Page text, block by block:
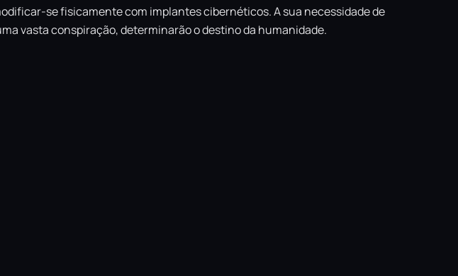
se fisicamente com implantes cibernéticos. A sua necessidade de
vasta conspiração, determinarão o destino da humanidade.